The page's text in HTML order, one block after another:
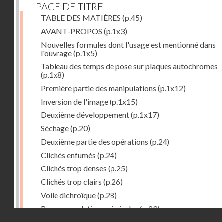
PAGE DE TITRE
TABLE DES MATIÈRES (p.45)
AVANT-PROPOS (p.1x3)
Nouvelles formules dont l'usage est mentionné dans
l'ouvrage(p.1x5)
Tableau des temps de pose sur plaques autochromes
(p.1x8)
Première partie des manipulations (p.1x12)
Inversion de l'image(p.1x15)
Deuxième développement(p.1x17)
Séchage(p.20)
Deuxième partie des opérations (p.24)
Clichés enfumés (p.24)
Clichés trop denses (p.25)
Clichés trop clairs (p.26)
Voile dichroïque(p.28)
Recommandations générales(p.29)